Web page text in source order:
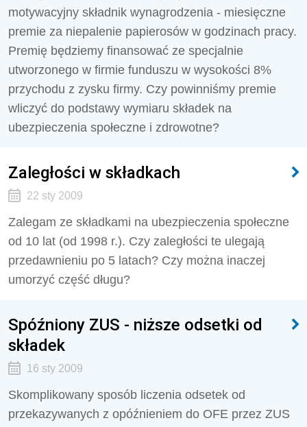
motywacyjny składnik wynagrodzenia - miesięczne
premie za niepalenie papierosów w godzinach pracy.
Premię będziemy finansować ze specjalnie
utworzonego w firmie funduszu w wysokości 8%
przychodu z zysku firmy. Czy powinniśmy premie
wliczyć do podstawy wymiaru składek na
ubezpieczenia społeczne i zdrowotne?
Zaległości w składkach
22 sty 2009
Zalegam ze składkami na ubezpieczenia społeczne
od 10 lat (od 1998 r.). Czy zaległości te ulegają
przedawnieniu po 5 latach? Czy można inaczej
umorzyć część długu?
Spóźniony ZUS - niższe odsetki od
składek
16 sty 2009
Skomplikowany sposób liczenia odsetek od
przekazywanych z opóźnieniem do OFE przez ZUS